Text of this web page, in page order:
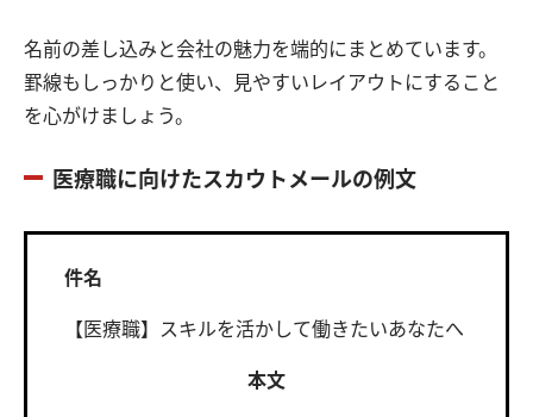
名前の差し込みと会社の魅力を端的にまとめています。
罫線もしっかりと使い、見やすいレイアウトにすること
を心がけましょう。
医療職に向けたスカウトメールの例文
件名
【医療職】スキルを活かして働きたいあなたへ
本文